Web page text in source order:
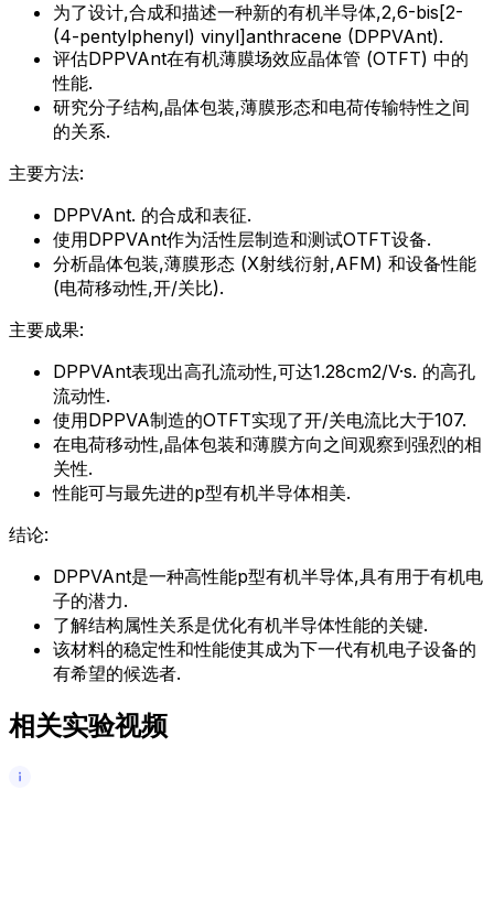
为了设计,合成和描述一种新的有机半导体,2,6-bis[2-
(4-pentylphenyl) vinyl]anthracene (DPPVAnt).
评估DPPVAnt在有机薄膜场效应晶体管 (OTFT) 中的
性能.
研究分子结构,晶体包装,薄膜形态和电荷传输特性之间
的关系.
主要方法:
DPPVAnt. 的合成和表征.
使用DPPVAnt作为活性层制造和测试OTFT设备.
分析晶体包装,薄膜形态 (X射线衍射,AFM) 和设备性能
(电荷移动性,开/关比).
主要成果:
DPPVAnt表现出高孔流动性,可达1.28cm2/V·s. 的高孔
流动性.
使用DPPVA制造的OTFT实现了开/关电流比大于107.
在电荷移动性,晶体包装和薄膜方向之间观察到强烈的相
关性.
性能可与最先进的p型有机半导体相美.
结论:
DPPVAnt是一种高性能p型有机半导体,具有用于有机电
子的潜力.
了解结构属性关系是优化有机半导体性能的关键.
该材料的稳定性和性能使其成为下一代有机电子设备的
有希望的候选者.
相关实验视频